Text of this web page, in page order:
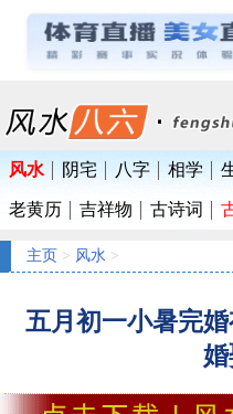
风水 阴宅 八字 相学
老黄历 吉祥物 古诗词
主页 > 风水 >
五月初一小暑完
婚